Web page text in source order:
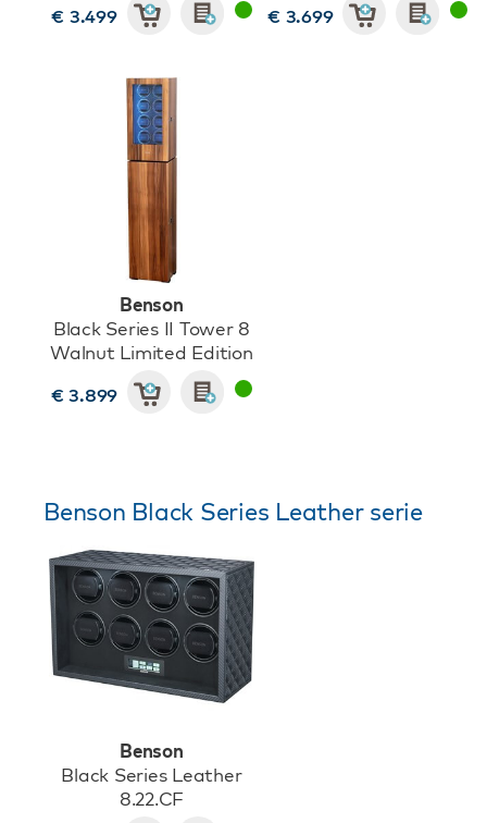
€ 3.499
€ 3.699
Benson
Black Series II Tower 8
Walnut Limited Edition
€ 3.899
Benson Black Series Leather serie
Benson
Black Series Leather
8.22.CF